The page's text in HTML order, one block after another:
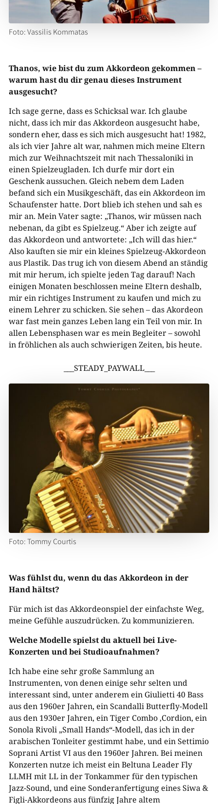
Foto: Vassilis Kommatas
Thanos, wie bist du zum Akkordeon gekommen –
warum hast du dir genau dieses Instrument
ausgesucht?
Ich sage gerne, dass es Schicksal war. Ich glaube
nicht, dass ich mir das Akkordeon ausgesucht habe,
sondern eher, dass es sich mich ausgesucht hat! 1982,
als ich vier Jahre alt war, nahmen mich meine Eltern
mich zur Weihnachtszeit mit nach Thessaloniki in
einen Spielzeugladen. Ich durfe mir dort ein
Geschenk aussuchen. Gleich nebem dem Laden
befand sich ein Musikgeschäft, das ein Akkordeon im
Schaufenster hatte. Dort blieb ich stehen und sah es
mir an. Mein Vater sagte: „Thanos, wir müssen nach
nebenan, da gibt es Spielzeug.“ Aber ich zeigte auf
das Akkordeon und antwortete: „Ich will das hier.“
Also kauften sie mir ein kleines Spielzeug-Akkordeon
aus Plastik. Das trug ich von diesem Abend an ständig
mit mir herum, ich spielte jeden Tag darauf! Nach
einigen Monaten beschlossen meine Eltern deshalb,
mir ein richtiges Instrument zu kaufen und mich zu
einem Lehrer zu schicken. Sie sehen – das Akordeon
war fast mein ganzes Leben lang ein Teil von mir. In
allen Lebensphasen war es mein Begleiter – sowohl
in fröhlichen als auch schwierigen Zeiten, bis heute.
___STEADY_PAYWALL___
Foto: Tommy Courtis
Was fühlst du, wenn du das Akkordeon in der
Hand hältst?
Für mich ist das Akkordeonspiel der einfachste Weg,
meine Gefühle auszudrücken. Zu kommunizieren.
Welche Modelle spielst du aktuell bei Live-
Konzerten und bei Studioaufnahmen?
Ich habe eine sehr große Sammlung an
Instrumenten, von denen einige sehr selten und
interessant sind, unter anderem ein Giulietti 40 Bass
aus den 1960er Jahren, ein Scandalli Butterfly-Modell
aus den 1930er Jahren, ein Tiger Combo ‚Cordion, ein
Sonola Rivoli „Small Hands“-Modell, das ich in der
arabischen Tonleiter gestimmt habe, und ein Settimio
Soprani Artist VI aus den 1960er Jahren. Bei meinen
Konzerten nutze ich meist ein Beltuna Leader Fly
LLMH mit LL in der Tonkammer für den typischen
Jazz-Sound, und eine Sonderanfertigung eines Siwa &
Figli-Akkordeons aus fünfzig Jahre altem